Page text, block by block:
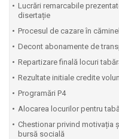
Lucrări remarcabile
disertație
Procesul de cazare în
Decont abonamente de
Repartizare finală locuri
Rezultate initiale credite
Programări P4
Alocarea locurilor pentru
Chestionar privind motivația
bursă socială